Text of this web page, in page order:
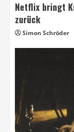
Netflix bringt
zurück
Simon Schröder